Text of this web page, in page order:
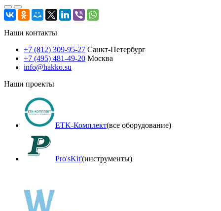
Наши контакты
+7 (812) 309-95-27 Санкт-Петербург
+7 (495) 481-49-20 Москва
info@hakko.su
Наши проекты
ETK-Комплект(все оборудование)
Pro'sKit'(инструменты)